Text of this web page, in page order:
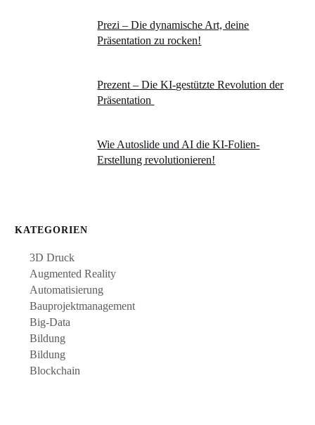
Prezi – Die dynamische Art, deine
Präsentation zu rocken!
Prezent – Die KI-gestützte Revolution der
Präsentation
Wie Autoslide und AI die KI-Folien-
Erstellung revolutionieren!
KATEGORIEN
3D Druck
Augmented Reality
Automatisierung
Bauprojektmanagement
Big-Data
Bildung
Bildung
Blockchain